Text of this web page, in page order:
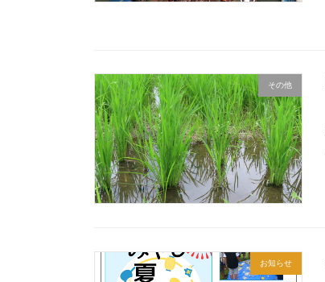
その他
お知らせ